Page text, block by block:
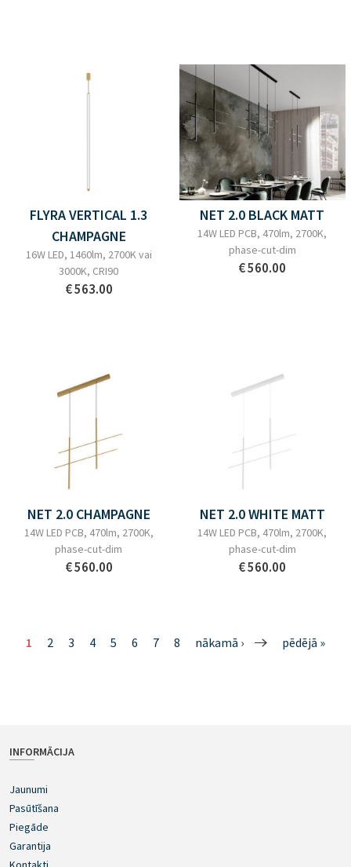
FLYRA VERTICAL 1.3
CHAMPAGNE
16W LED, 1460lm, 2700K vai
3000K, CRI90
€ 563.00
NET 2.0 BLACK MATT
14W LED PCB, 470lm, 2700K,
phase-cut-dim
€ 560.00
NET 2.0 CHAMPAGNE
14W LED PCB, 470lm, 2700K,
phase-cut-dim
€ 560.00
NET 2.0 WHITE MATT
14W LED PCB, 470lm, 2700K,
phase-cut-dim
€ 560.00
1 2 3 4 5 6 7 8 nākamā › pēdējā »
INFORMĀCIJA
Jaunumi
Pasūtīšana
Piegāde
Garantija